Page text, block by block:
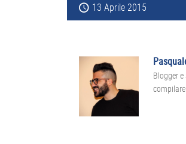
13 Aprile 2015
Blogger